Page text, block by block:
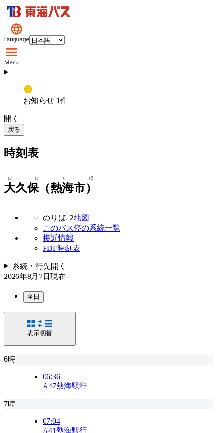
お知らせ 1件
開く
戻る
時刻表
大久保（熱海市）
おおくぼ
のりば: 2地図
このバス停の系統一覧
接近情報
PDF時刻表
系統・行先開く
2026年8月7日 現在
全日
表示切替
6時
06:36
A47熱海駅行
7時
07:04
A41熱海駅行